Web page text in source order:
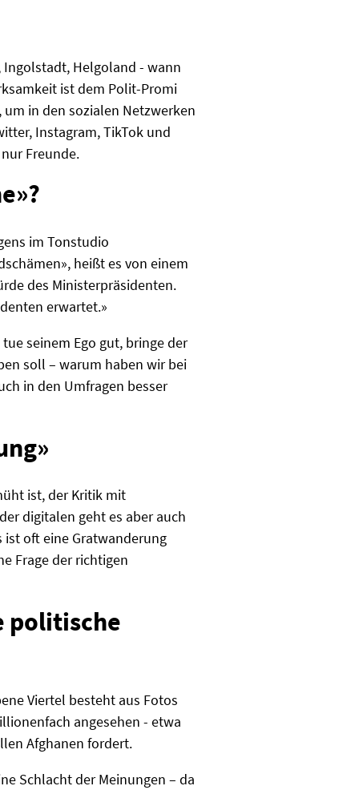
Ingolstadt, Helgoland - wann
ist dem Polit-Promi
um in den sozialen Netzwerken
Instagram, TikTok und
Freunde.
im Tonstudio
heißt es von einem
des Ministerpräsidenten.
erwartet.»
seinem Ego gut, bringe der
soll – warum haben wir bei
in den Umfragen besser
ist, der Kritik mit
digitalen geht es aber auch
ist oft eine Gratwanderung
Frage der richtigen
politische
Viertel besteht aus Fotos
angesehen - etwa
Afghanen fordert.
Schlacht der Meinungen – da